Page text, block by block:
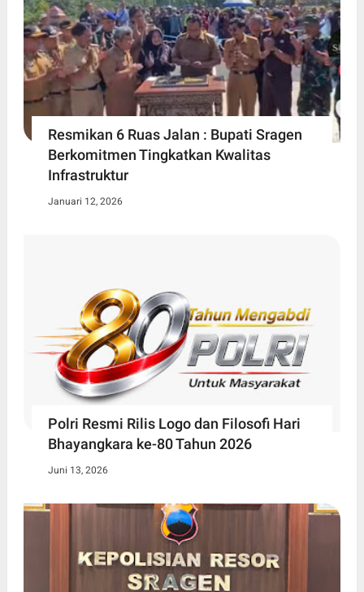
Resmikan 6 Ruas Jalan : Bupati Sragen
Berkomitmen Tingkatkan Kwalitas
Infrastruktur
Januari 12, 2026
Polri Resmi Rilis Logo dan Filosofi Hari
Bhayangkara ke-80 Tahun 2026
Juni 13, 2026